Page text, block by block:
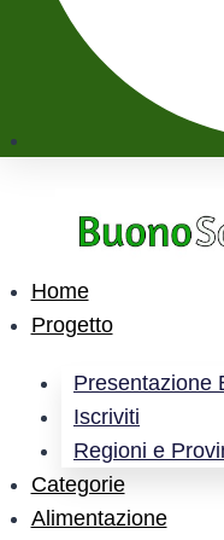
Home
Progetto
Presentazione
Iscriviti
Regioni e
Categorie
Alimentazione